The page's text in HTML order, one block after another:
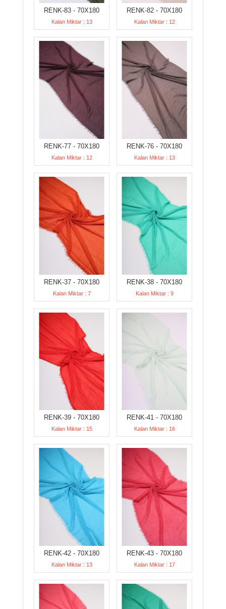
RENK-83 - 70X180
Kalan Miktar : 13
RENK-82 - 70X180
Kalan Miktar : 12
RENK-77 - 70X180
Kalan Miktar : 12
RENK-76 - 70X180
Kalan Miktar : 13
RENK-37 - 70X180
Kalan Miktar : 7
RENK-38 - 70X180
Kalan Miktar : 9
RENK-39 - 70X180
Kalan Miktar : 15
RENK-41 - 70X180
Kalan Miktar : 16
RENK-42 - 70X180
Kalan Miktar : 13
RENK-43 - 70X180
Kalan Miktar : 17